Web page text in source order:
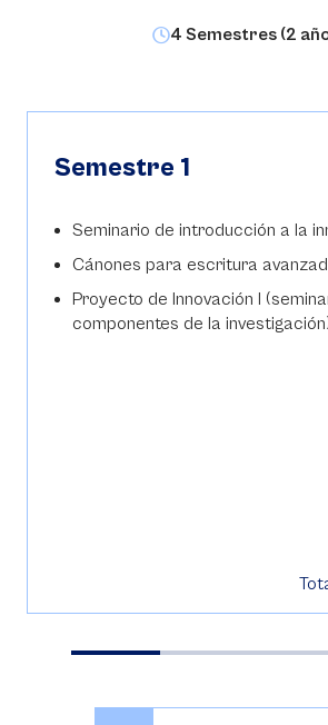
4 Semestres (2
Semestre 1
Seminario de introducción a la
Cánones para escritura
Proyecto de Innovación I
componentes de la